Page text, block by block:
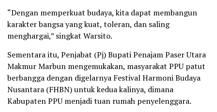
“Dengan memperkuat budaya, kita dapat membangun
karakter bangsa yang kuat, toleran, dan saling
menghargai,” singkat Warsito.
Sementara itu, Penjabat (Pj) Bupati Penajam Paser Utara
Makmur Marbun mengemukakan, masyarakat PPU patut
berbangga dengan digelarnya Festival Harmoni Budaya
Nusantara (FHBN) untuk kedua kalinya, dimana
Kabupaten PPU menjadi tuan rumah penyelenggara.